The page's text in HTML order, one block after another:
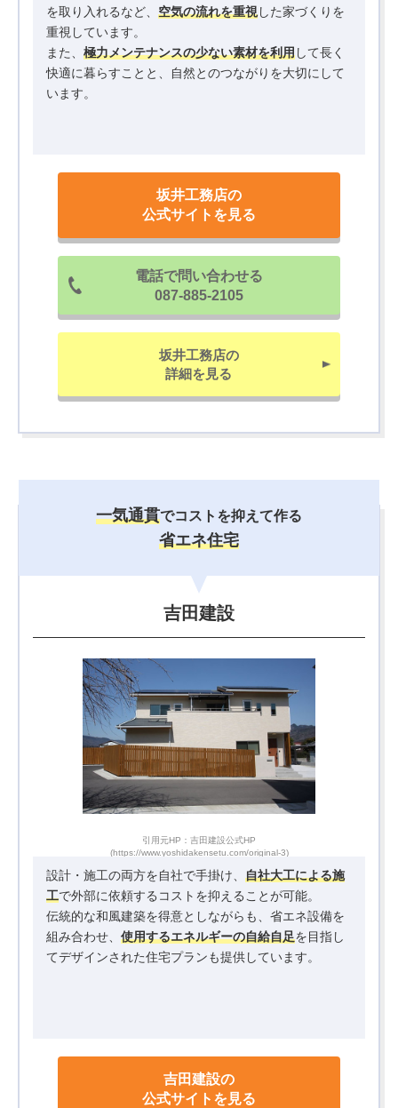
を取り入れるなど、 空気の流れを重視した家づくりを
重視しています。
また、 極力メンテナンスの少ない素材を利用して長く
快適に暮らすことと、自然とのつながりを大切にして
います。
坂井工務店の
公式サイトを見る
電話で問い合わせる
087-885-2105
坂井工務店の
詳細を見る
一気通貫でコストを抑えて作る
省エネ住宅
吉田建設
引用元HP：吉田建設公式HP
(https://www.yoshidakensetu.com/original-3)
設計・施工の両方を自社で手掛け、 自社大工による施
工で外部に依頼するコストを抑えることが可能。
伝統的な和風建築を得意としながらも、省エネ設備を
組み合わせ、 使用するエネルギーの自給自足を目指し
てデザインされた住宅プランも提供しています。
吉田建設の
公式サイトを見る